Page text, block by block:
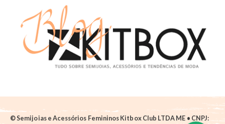
© Semijoias e Acessórios Femininos Kitbox Club LTDA ME • CNPJ: